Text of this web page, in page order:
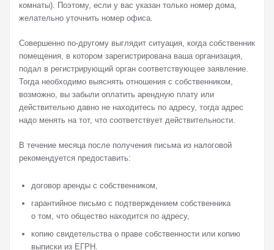
комнаты). Поэтому, если у вас указан только номер дома,
желательно уточнить номер офиса.
Совершенно по-другому выглядит ситуация, когда собственник
помещения, в котором зарегистрирована ваша организация,
подал в регистрирующий орган соответствующее заявление.
Тогда необходимо выяснять отношения с собственником,
возможно, вы забыли оплатить арендную плату или
действительно давно не находитесь по адресу, тогда адрес
надо менять на тот, что соответствует действительности.
В течение месяца после получения письма из налоговой
рекомендуется предоставить:
договор аренды с собственником,
гарантийное письмо с подтверждением собственника
о том, что общество находится по адресу,
копию свидетельства о праве собственности или копию
выписки из ЕГРН.